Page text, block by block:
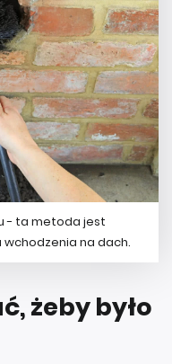
- ta metoda jest
na dach.
żeby było